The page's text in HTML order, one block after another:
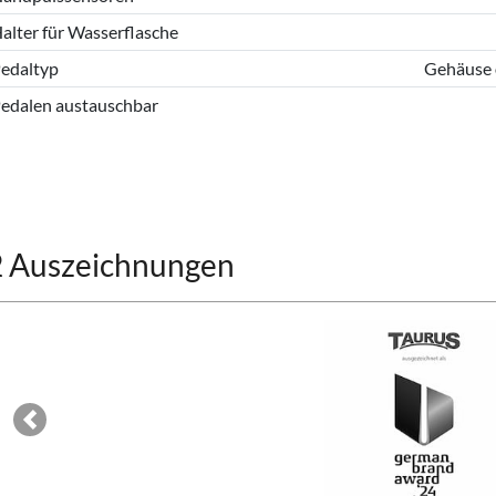
für Wasserflasche
Gehäuse
austauschbar
Auszeichnungen
Previous